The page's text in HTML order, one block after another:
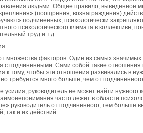
людьми. Общее правило, выведенное
(поощрения, вознаграждения)
подчиненных, психологически
психологического климата в коллективе,
труд и т.д.
множества факторов. Один из самых значимых
с подчиненными. Сами собой такие отношения
к тому, чтобы эти отношения развивались в
требуется много больше, чем от
руководитель не может найти нужного
часто лежит в области
руководитель от подчиненного, тем больше
так и их действий.